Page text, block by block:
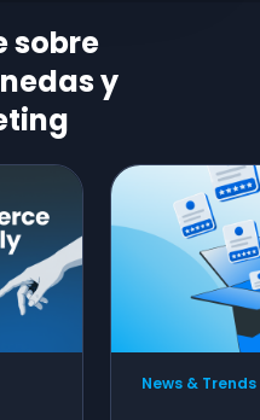
sobre
y
News & Trends